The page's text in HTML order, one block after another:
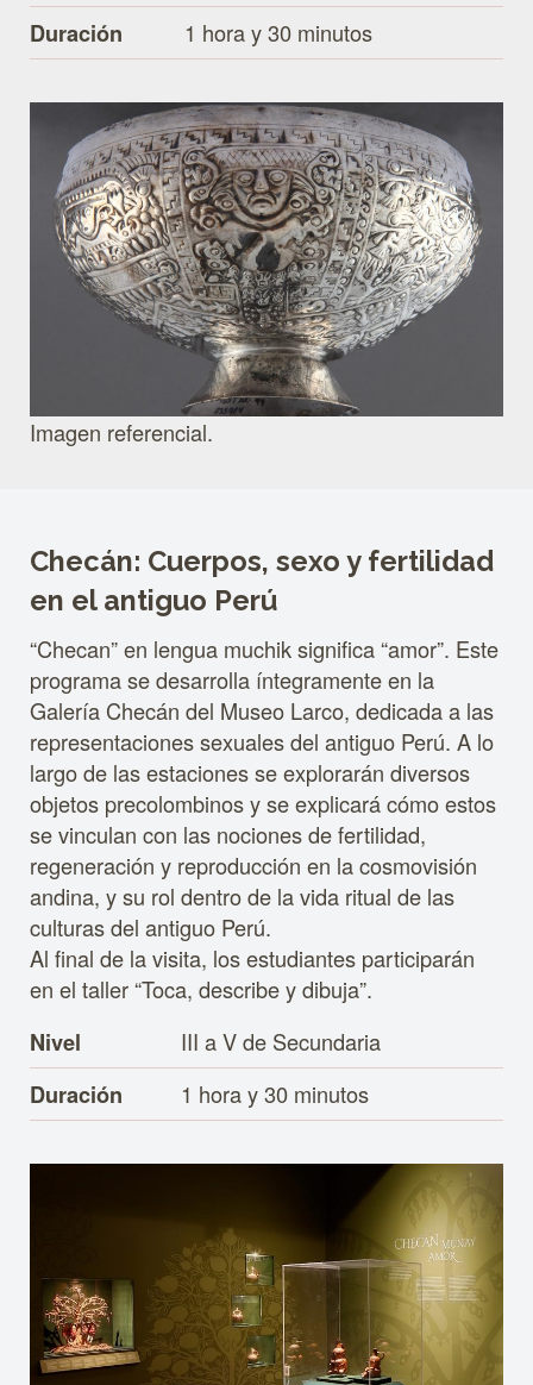
Duración 1 hora y 30 minutos
Imagen referencial.
Checán: Cuerpos, sexo y fertilidad
en el antiguo Perú
“Checan” en lengua muchik significa “amor”. Este
programa se desarrolla íntegramente en la
Galería Checán del Museo Larco, dedicada a las
representaciones sexuales del antiguo Perú. A lo
largo de las estaciones se explorarán diversos
objetos precolombinos y se explicará cómo estos
se vinculan con las nociones de fertilidad,
regeneración y reproducción en la cosmovisión
andina, y su rol dentro de la vida ritual de las
culturas del antiguo Perú.
Al final de la visita, los estudiantes participarán
en el taller “Toca, describe y dibuja”.
Nivel
III a V de Secundaria
Duración
1 hora y 30 minutos